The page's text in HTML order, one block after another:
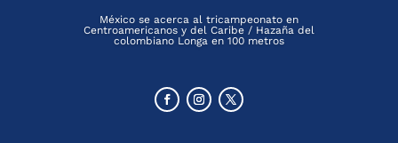
México se acerca al tricampeonato en
Centroamericanos y del Caribe / Hazaña del
colombiano Longa en 100 metros